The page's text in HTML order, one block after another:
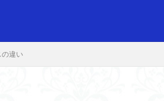
の違い